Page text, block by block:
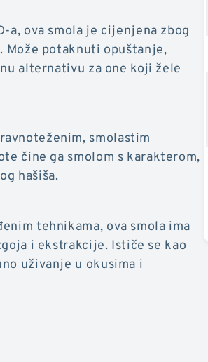
ova smola je cijenjena zbog
potaknuti opuštanje,
alternativu za one koji žele
smolastim
čine ga smolom s karakterom,
hašiša.
tehnikama, ova smola ima
i ekstrakcije. Ističe se kao
uživanje u okusima i